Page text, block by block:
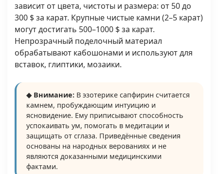
зависит от цвета, чистоты и размера: от 50 до
300 $ за карат. Крупные чистые камни (2–5 карат)
могут достигать 500–1000 $ за карат.
Непрозрачный поделочный материал
обрабатывают кабошонами и используют для
вставок, глиптики, мозаики.
◆ Внимание: В эзотерике сапфирин считается
камнем, пробуждающим интуицию и
ясновидение. Ему приписывают способность
успокаивать ум, помогать в медитации и
защищать от сглаза. Приведённые сведения
основаны на народных верованиях и не
являются доказанными медицинскими
фактами.